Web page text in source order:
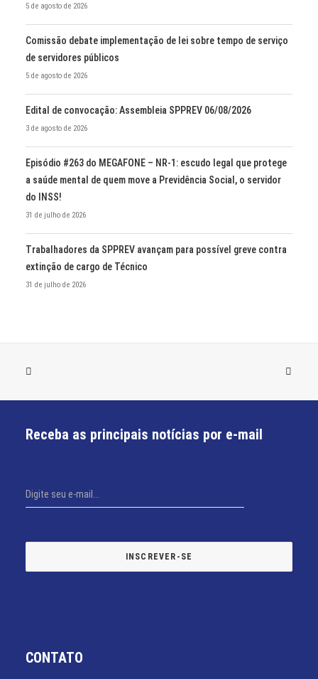
5 de agosto de 2026
Comissão debate implementação de lei sobre tempo de serviço
de servidores públicos
5 de agosto de 2026
Edital de convocação: Assembleia SPPREV 06/08/2026
3 de agosto de 2026
Episódio #263 do MEGAFONE – NR-1: escudo legal que protege
a saúde mental de quem move a Previdência Social, o servidor
do INSS!
31 de julho de 2026
Trabalhadores da SPPREV avançam para possível greve contra
extinção de cargo de Técnico
31 de julho de 2026
Receba as principais notícias por e-mail
CONTATO